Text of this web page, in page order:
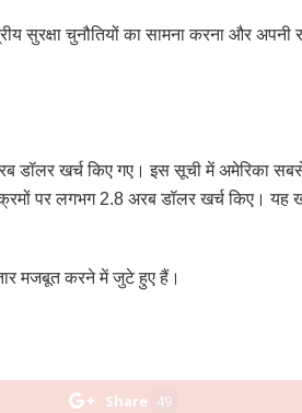
सुरक्षा चुनौतियों का सामना करना और अपनी
डॉलर खर्च किए गए। इस सूची में अमेरिका
पर लगभग 2.8 अरब डॉलर खर्च किए। यह
मजबूत करने में जुटे हुए हैं।
Share 49